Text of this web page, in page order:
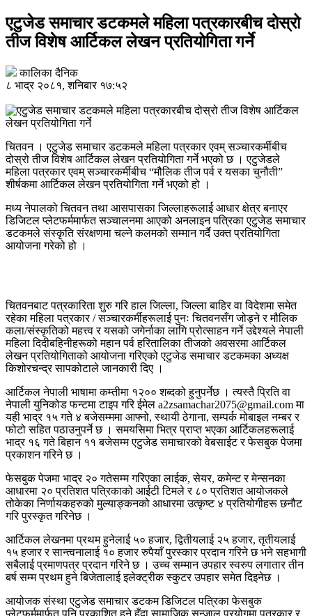
एटुजेड समाचार डटकमले महिला पत्रकारबीच दोस्रो
तीज विशेष आर्टिकल लेखन प्रतियोगिता गर्ने
कालिका दैनिक
८ भाद्र २०८१, शनिबार १७:५२
चितवन । एटुजेड समाचार डटकमले महिला पत्रकार एवम् सञ्चारकर्मीबीच
दोस्रो तीज विशेष आर्टिकल लेखन प्रतियोगिता गर्ने भएको छ । एटुजेडले
महिला पत्रकार एवम् सञ्चारकर्मीबीच “मौलिक तीज पर्व र यसका चुनौती”
शीर्षकमा आर्टिकल लेखन प्रतियोगिता गर्ने भएको हो ।
मध्य नेपालको चितवन तथा आसपासका जिल्लाहरूलाई आधार क्षेत्र बनाएर
डिजिटल प्लेटफर्ममार्फत सञ्चालनमा आएको अनलाइन पत्रिका एटुजेड समाचार
डटकमले संस्कृति संरक्षणमा चल्ने कलमको सम्मान गर्दै उक्त प्रतियोगिता
आयोजना गरेको हो ।
चितवनबाट पत्रकारिता शुरु गरि हाल जिल्ला, जिल्ला बाहिर वा विदेशमा समेत
रहेका महिला पत्रकार / सञ्चारकर्मीहरूलाई पुनः चितवनसँग जोड्ने र मौलिक
कला/संस्कृतिको महत्त्व र यसको जगेर्नाका लागि प्रोत्साहन गर्ने उद्देश्यले नेपाली
महिला दिदीबहिनीहरूको महान पर्व हरितालिका तीजको अवसरमा आर्टिकल
लेखन प्रतियोगिताको आयोजना गरिएको एटुजेड समाचार डटकमका अध्यक्ष
किशोरचन्द्र सापकोटाले जानकारी दिए ।
आर्टिकल नेपाली भाषामा कम्तीमा १२०० शब्दको हुनुपर्नेछ । त्यस्तै प्रिति वा
नेपाली युनिकोड फन्टमा टाइप गरि ईमेल a2zsamachar2075@gmail.com मा
यही भाद्र १५ गते ४ बजेसम्ममा आफ्नो, स्थायी ठेगाना, सम्पर्क मोबाइल नम्बर र
फोटो सहित पठाउनुपर्ने छ । समयसिमा भित्र प्राप्त भएका आर्टिकलहरूलाई
भाद्र १६ गते बिहान ११ बजेसम्म एटुजेड समाचारको वेबसाईट र फेसबुक पेजमा
प्रकाशन गरिने छ ।
फेसबुक पेजमा भाद्र २० गतेसम्म गरिएका लाईक, सेयर, कमेन्ट र मेन्सनका
आधारमा २० प्रतिशत पत्रिकाको आईटी टिमले र ८० प्रतिशत आयोजकले
तोकेका निर्णायकहरुको मुल्याङ्कनको आधारमा उत्कृष्ट ४ प्रतियोगीहरू छनौट
गरि पुरस्कृत गरिनेछ ।
आर्टिकल लेखनमा प्रथम हुनेलाई ५० हजार, द्वितीयलाई २५ हजार, तृतीयलाई
१५ हजार र सान्त्वनालाई १० हजार रुपैयाँ पुरस्कार प्रदान गरिने छ भने सहभागी
सबैलाई प्रमाणपत्र प्रदान गरिने छ । उच्च सम्मान उपहार स्वरुप लगातार तीन
बर्ष सम्म प्रथम हुने बिजेतालाई इलेक्ट्रीक स्कुटर उपहार समेत दिइनेछ ।
आयोजक संस्था एटुजेड समाचार डटकम डिजिटल पत्रिका फेसबुक
प्लेटफर्ममार्फत पनि प्रकाशित हुने हुँदा सामाजिक सन्जाल प्रयोगमा पत्रकार र